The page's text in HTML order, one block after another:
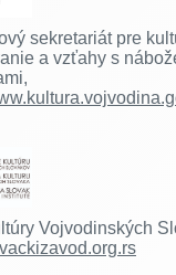
sekretariát pre
a vzťahy s
Vojvodinských